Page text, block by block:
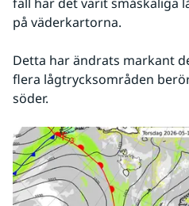
på väderkartorna.
Detta har ändrats markant
flera lågtrycksområden
söder.